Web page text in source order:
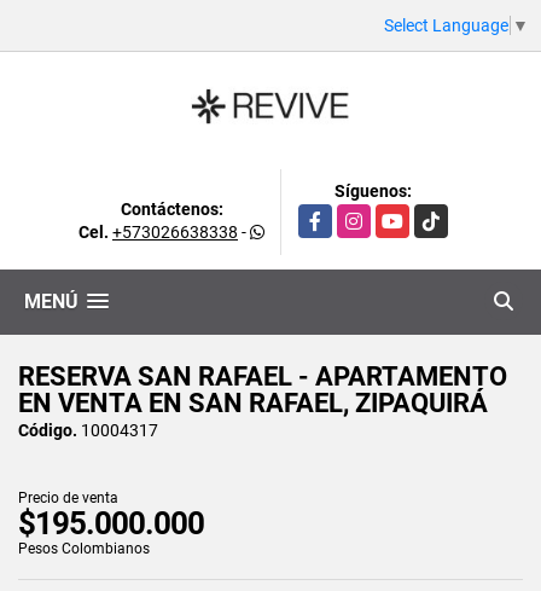
Select Language ▼
Contáctenos:
Cel. +573026638338 -
Síguenos:
FacebookInstagramYouTubeTikTok
MENÚ
RESERVA SAN RAFAEL - APARTAMENTO
EN VENTA EN SAN RAFAEL, ZIPAQUIRÁ
Código. 10004317
Precio de venta
$195.000.000
Pesos Colombianos